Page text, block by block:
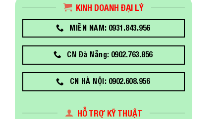
KINH DOANH ĐẠI LÝ
MIỀN NAM: 0931.843.956
CN Đà Nẵng: 0902.763.856
CN HÀ NỘI: 0902.608.956
HỖ TRỢ KỸ THUẬT